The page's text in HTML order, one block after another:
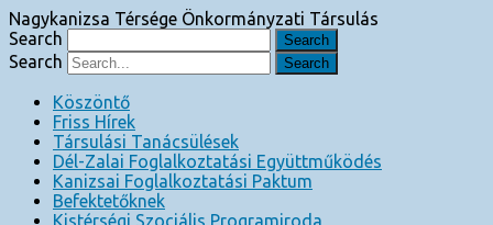
Nagykanizsa Térsége Önkormányzati Társulás
Search
Search
Köszöntő
Friss Hírek
Társulási Tanácsülések
Dél-Zalai Foglalkoztatási Együttműködés
Kanizsai Foglalkoztatási Paktum
Befektetőknek
Kistérségi Szociális Programiroda